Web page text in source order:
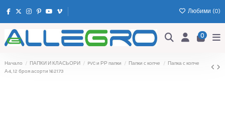
Любими (0)
0
Начало ПАПКИ И КЛАСЬОРИ PVC и РР папки Папки с копче
Папка с копче
А4, 12 броя асорти 162173